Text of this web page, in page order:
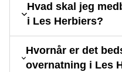
Hvad skal jeg
i Les Herbiers?
Hvornår er det
overnatning i Les